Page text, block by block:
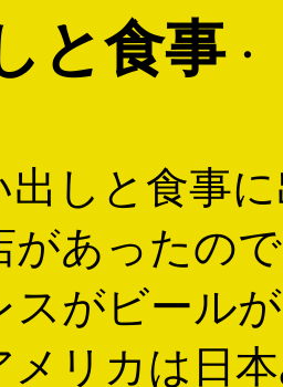
と食事・
出しと食事
があったの
スがビール
メリカは日